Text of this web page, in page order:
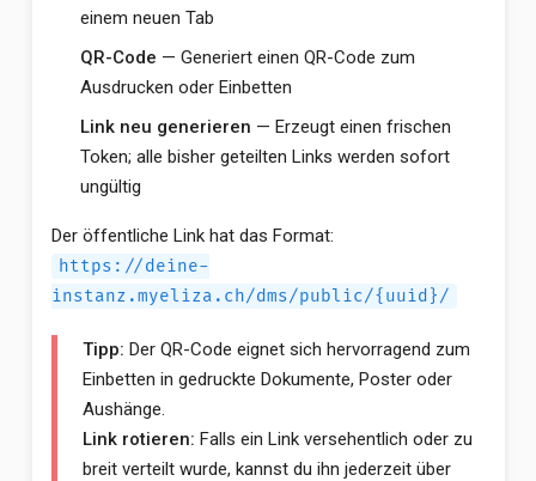
einem neuen Tab
QR-Code — Generiert einen QR-Code zum
Ausdrucken oder Einbetten
Link neu generieren — Erzeugt einen frischen
Token; alle bisher geteilten Links werden sofort
ungültig
Der öffentliche Link hat das Format:
https://deine-
instanz.myeliza.ch/dms/public/{uuid}/
Tipp: Der QR-Code eignet sich hervorragend zum
Einbetten in gedruckte Dokumente, Poster oder
Aushänge.
Link rotieren: Falls ein Link versehentlich oder zu
breit verteilt wurde, kannst du ihn jederzeit über